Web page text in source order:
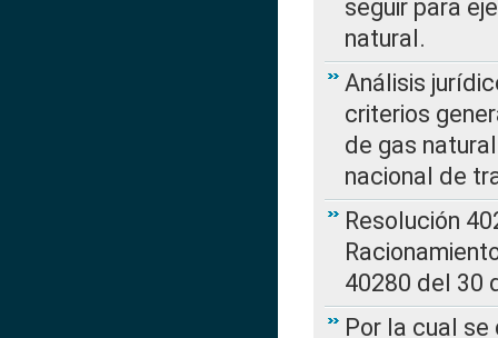
seguir para
natural.
Análisis
criterios
de gas
nacional de
Resolución
40280 del 30
Por la cual